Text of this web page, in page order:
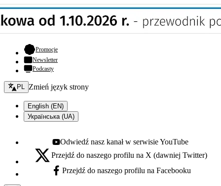
Promocje- otwiera się w nowej karcie
Newsletter
Podcasty
Zmień język - bieżący:
PL Zmień język strony
English (EN)
Українська (UA)
Youtube - otwiera się w nowej karcie
Odwiedź nasz kanał w serwisie YouTube
X - otwiera się w nowej karcie
Przejdź do naszego profilu na X (dawniej Twitter)
Facebook - otwiera się w nowej karcie
Przejdź do naszego profilu na Facebooku